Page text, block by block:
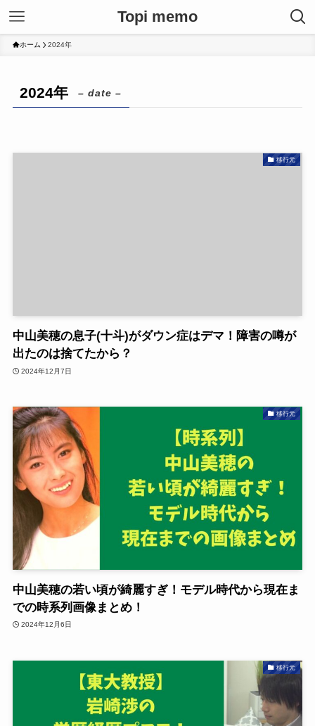
Topi memo
ホーム 2024年
2024年 – date –
移行元
中山美穂の息子(十斗)がダウン症はデマ！障害の噂が
出たのは捨てたから？
2024年12月7日
移行元
中山美穂の若い頃が綺麗すぎ！モデル時代から現在ま
での時系列画像まとめ！
2024年12月6日
移行元